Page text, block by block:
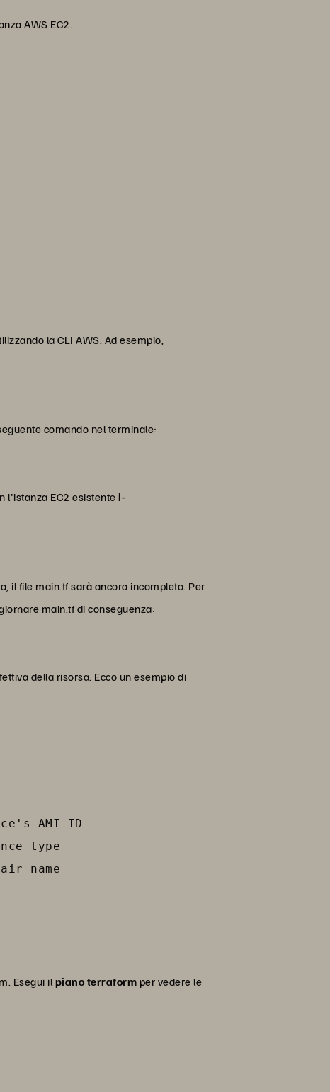
AWS EC2.
la CLI AWS. Ad esempio,
comando nel terminale:
l'istanza EC2 esistentei-
il file main.tf sarà ancora incompleto. Per
main.tf di conseguenza:
della risorsa. Ecco un esempio di
AMI ID
type
name
Esegui il piano terraform per vedere le